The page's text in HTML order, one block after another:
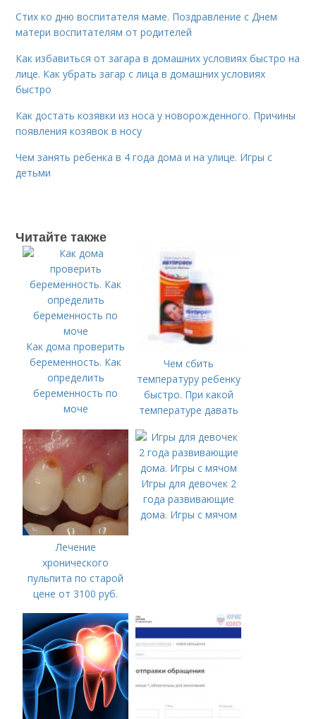
Стих ко дню воспитателя маме. Поздравление с Днем
матери воспитателям от родителей
Как избавиться от загара в домашних условиях быстро на
лице. Как убрать загар с лица в домашних условиях
быстро
Как достать козявки из носа у новорожденного. Причины
появления козявок в носу
Чем занять ребенка в 4 года дома и на улице. Игры с
детьми
Читайте также
Как дома проверить
беременность. Как
определить
беременность по
моче
Чем сбить
температуру ребенку
быстро. При какой
температуре давать
ребенку?
Лечение
хронического
пульпита по старой
цене от 3100 руб.
цена
Игры для девочек 2
года развивающие
дома. Игры с мячом